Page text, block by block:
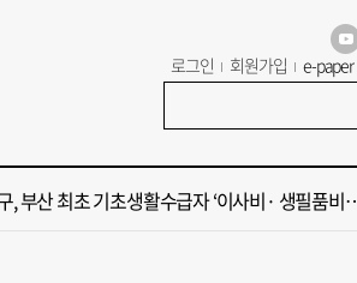
로그인 회원가입 e-paper
주택서 변기 수리 중 흉기 사건… 30대 여성 현행범 체포
부산 최초 기초생활수급자 ‘이사비· 생필품비’ 지원